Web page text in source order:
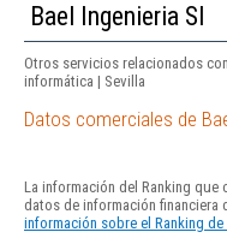
Bael Ingenieria Sl
Otros servicios relacionados
informática | Sevilla
Datos comerciales de
La información del Ranking que
datos de información financiera
información sobre el Ranking de